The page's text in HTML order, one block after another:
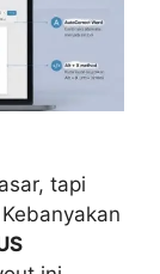
tapi